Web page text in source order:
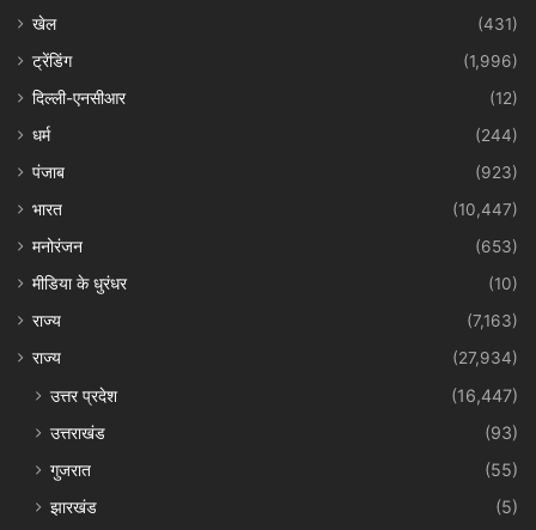
खेल
(431)
ट्रेंडिंग
(1,996)
दिल्ली-एनसीआर
(12)
धर्म
(244)
पंजाब
(923)
भारत
(10,447)
मनोरंजन
(653)
मीडिया के धुरंधर
(10)
राज्य
(7,163)
राज्य
(27,934)
उत्तर प्रदेश
(16,447)
उत्तराखंड
(93)
गुजरात
(55)
झारखंड
(5)